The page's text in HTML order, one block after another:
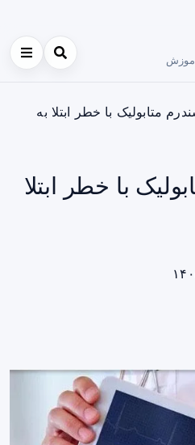
متابولیک با خطر ابتلا به
با خطر ابتلا